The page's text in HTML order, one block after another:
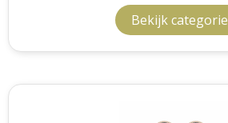
Bekijk categorie